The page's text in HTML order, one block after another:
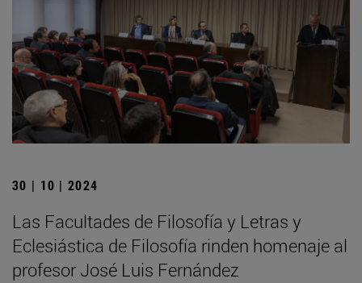
30 | 10 | 2024
Las Facultades de Filosofía y Letras y
Eclesiástica de Filosofía rinden homenaje al
profesor José Luis Fernández